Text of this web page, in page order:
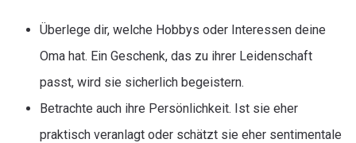
Überlege dir, welche Hobbys oder Interessen deine
Oma hat. Ein Geschenk, das zu ihrer Leidenschaft
passt, wird sie sicherlich begeistern.
Betrachte auch ihre Persönlichkeit. Ist sie eher
praktisch veranlagt oder schätzt sie eher sentimentale